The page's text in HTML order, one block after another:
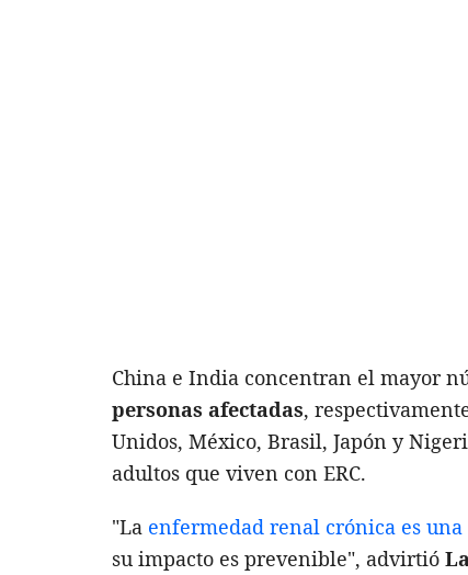
China e India concentran el mayor
personas afectadas,
Unidos, México, Brasil, Japón y
adultos que viven con ERC.
"La enfermedad renal crónica es
su impacto es prevenible", advirtió